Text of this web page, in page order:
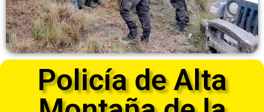
Policía de Alta